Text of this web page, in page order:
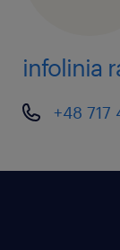
желание
infolinia
+48 717